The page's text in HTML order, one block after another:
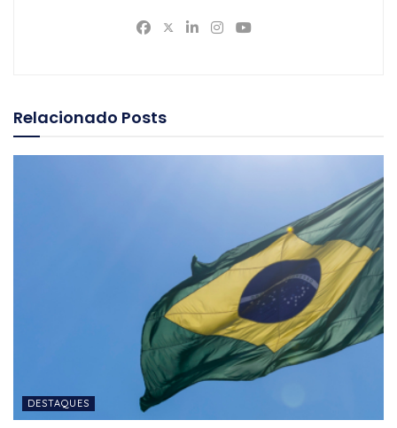
Relacionado Posts
DESTAQUES